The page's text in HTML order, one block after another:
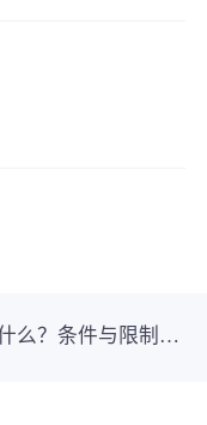
中南财经政法大学成考报名条件是什么？条件与限制一文通！